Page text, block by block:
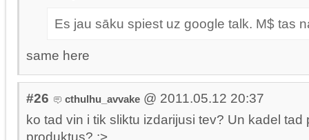
Es jau sāku spiest uz google talk. M$ tas
same here
#26 cthulhu_avvake @ 2011.05.12 20:37
ko tad vin i tik sliktu izdarijusi tev? Un kadel tad
produktus? :>